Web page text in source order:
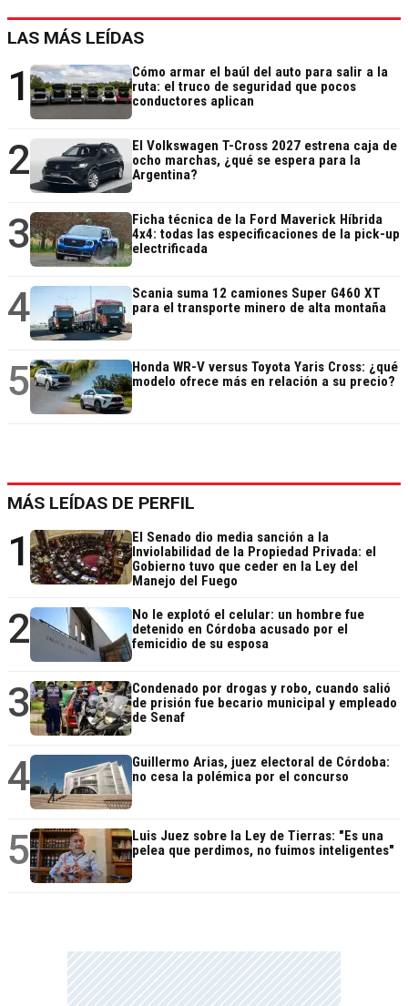
LAS MÁS LEÍDAS
1
Cómo armar el baúl del auto para salir a la
ruta: el truco de seguridad que pocos
conductores aplican
2
El Volkswagen T-Cross 2027 estrena caja de
ocho marchas, ¿qué se espera para la
Argentina?
3
Ficha técnica de la Ford Maverick Híbrida
4x4: todas las especificaciones de la pick-up
electrificada
4
Scania suma 12 camiones Super G460 XT
para el transporte minero de alta montaña
5
Honda WR-V versus Toyota Yaris Cross: ¿qué
modelo ofrece más en relación a su precio?
MÁS LEÍDAS DE PERFIL
1
El Senado dio media sanción a la
Inviolabilidad de la Propiedad Privada: el
Gobierno tuvo que ceder en la Ley del
Manejo del Fuego
2
No le explotó el celular: un hombre fue
detenido en Córdoba acusado por el
femicidio de su esposa
3
Condenado por drogas y robo, cuando salió
de prisión fue becario municipal y empleado
de Senaf
4
Guillermo Arias, juez electoral de Córdoba:
no cesa la polémica por el concurso
5
Luis Juez sobre la Ley de Tierras: "Es una
pelea que perdimos, no fuimos inteligentes"